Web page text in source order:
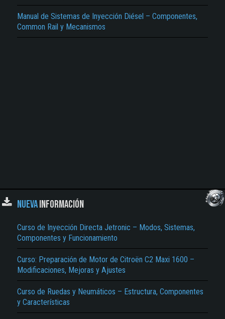
Manual de Sistemas de Inyección Diésel – Componentes,
Common Rail y Mecanismos
NUEVAINFORMACIÓN
Curso de Inyección Directa Jetronic – Modos, Sistemas,
Componentes y Funcionamiento
Curso: Preparación de Motor de Citroën C2 Maxi 1600 –
Modificaciones, Mejoras y Ajustes
Curso de Ruedas y Neumáticos – Estructura, Componentes
y Características